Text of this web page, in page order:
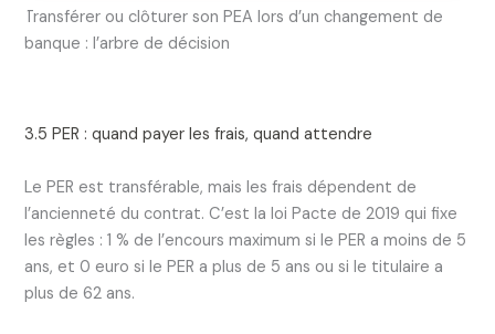
Transférer ou clôturer son PEA lors d’un changement de
banque : l’arbre de décision
3.5 PER : quand payer les frais, quand attendre
Le PER est transférable, mais les frais dépendent de
l’ancienneté du contrat. C’est la loi Pacte de 2019 qui fixe
les règles : 1 % de l’encours maximum si le PER a moins de 5
ans, et 0 euro si le PER a plus de 5 ans ou si le titulaire a
plus de 62 ans.